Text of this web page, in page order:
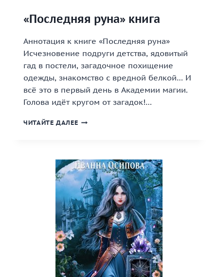
«Последняя руна» книга
Аннотация к книге «Последняя руна»
Исчезновение подруги детства, ядовитый
гад в постели, загадочное похищение
одежды, знакомство с вредной белкой… И
всё это в первый день в Академии магии.
Голова идёт кругом от загадок!…
ЧИТАЙТЕ ДАЛЕЕ «ПОСЛЕДНЯЯ